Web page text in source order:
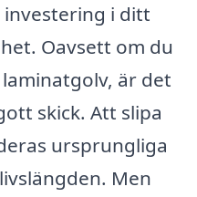
investering i ditt
Oavsett om du
är det
skick. Att slipa
ursprungliga
Men